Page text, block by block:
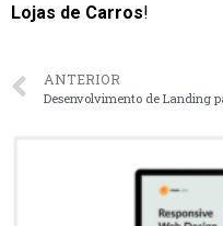
Lojas de Carros!
ANTERIOR